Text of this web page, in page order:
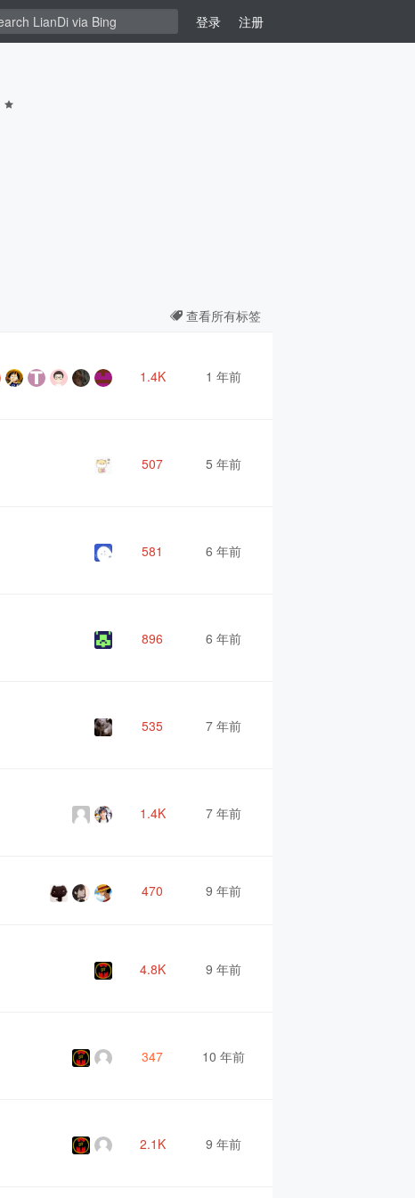
登录 注册
查看所有标签
1.4K 1 年前
507 5 年前
581 6 年前
896 6 年前
535 7 年前
1.4K 7 年前
470 9 年前
4.8K 9 年前
347 10 年前
2.1K 9 年前